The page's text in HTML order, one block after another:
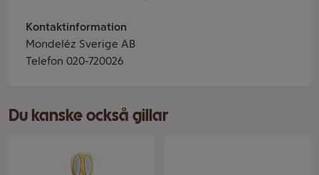
Kontaktinformation
Mondeléz Sverige AB
Telefon 020-720026
Du kanske också gillar